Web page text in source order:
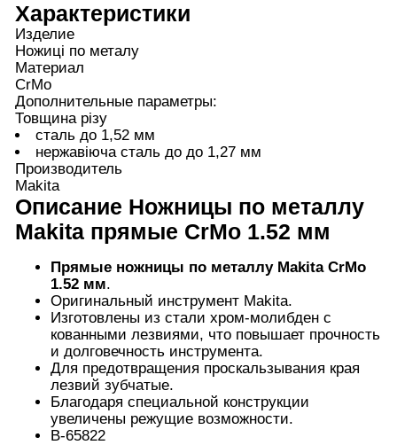
Характеристики
Изделие
Ножиці по металу
Материал
CrMo
Дополнительные параметры:
Товщина різу
сталь до 1,52 мм
нержавіюча сталь до до 1,27 мм
Производитель
Makita
Описание Ножницы по металлу
Makita прямые CrMo 1.52 мм
Прямые ножницы по металлу Makita CrMo
1.52 мм.
Оригинальный инструмент Makita.
Изготовлены из стали хром-молибден с
кованными лезвиями, что повышает прочность
и долговечность инструмента.
Для предотвращения проскальзывания края
лезвий зубчатые.
Благодаря специальной конструкции
увеличены режущие возможности.
B-65822